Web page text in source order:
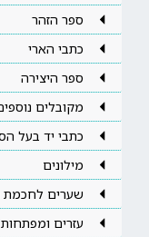
ספר הזהר
כתבי הארי
ספר היצירה
מקובלים
כתבי יד בעל
מילונים
שערים לחכמת
עזרים ומפתחות